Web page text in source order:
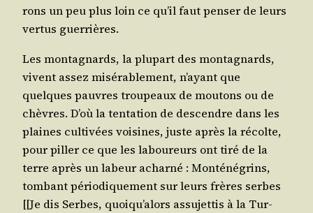
rons un peu plus loin ce qu’il faut pen­ser de leurs
ver­tus guerrières.
Les mon­ta­gnards, la plu­part des mon­ta­gnards,
vivent assez misé­ra­ble­ment, n’ayant que
quelques pauvres trou­peaux de mou­tons ou de
chèvres. D’où la ten­ta­tion de des­cendre dans les
plaines culti­vées voi­sines, juste après la récolte,
pour piller ce que les labou­reurs ont tiré de la
terre après un labeur achar­né : Mon­té­né­grins,
tom­bant pério­di­que­ment sur leurs frères serbes
[[Je dis Serbes, quoi­qu’a­lors assu­jet­tis à la Tur­